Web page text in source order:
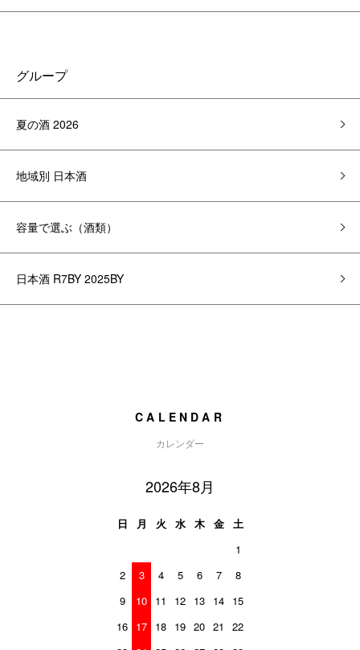
グループ
夏の酒 2026
地域別 日本酒
容量で選ぶ（酒類）
日本酒 R7BY 2025BY
CALENDAR
カレンダー
2026年8月
日 月 火 水 木 金
土
1
2
3 4 5 6 7
8
9
10 11 12 13 14 15
16 17 18 19 20 21
22